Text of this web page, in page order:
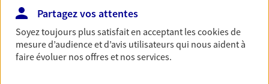
Préparez sereinement ce nouveau chapitre de
votre vie avec les conseils d'un expert. Découvrez
notre solution PER (Plan Epargne Retraite)
spécialement conçue pour la retraite.
Partagez vos attentes
Soyez toujours plus satisfait en acceptant lescookiesde
mesure d’audience et d’avis utilisateurs qui nous aident à
faire évoluer nos offres et nos services.